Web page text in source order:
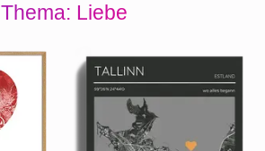
Thema: Liebe